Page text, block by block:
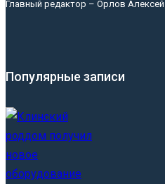
Главный редактор – Орлов
Популярные записи